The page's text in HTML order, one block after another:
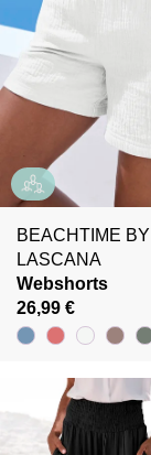
BEACHTIME BY
LASCANA
Webshorts
26,99 €